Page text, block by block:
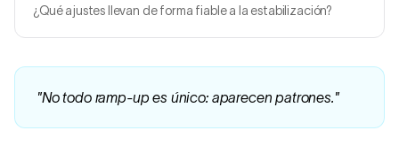
¿Qué ajustes llevan de forma fiable a la estabilización?
"No todo ramp-up es único: aparecen patrones."